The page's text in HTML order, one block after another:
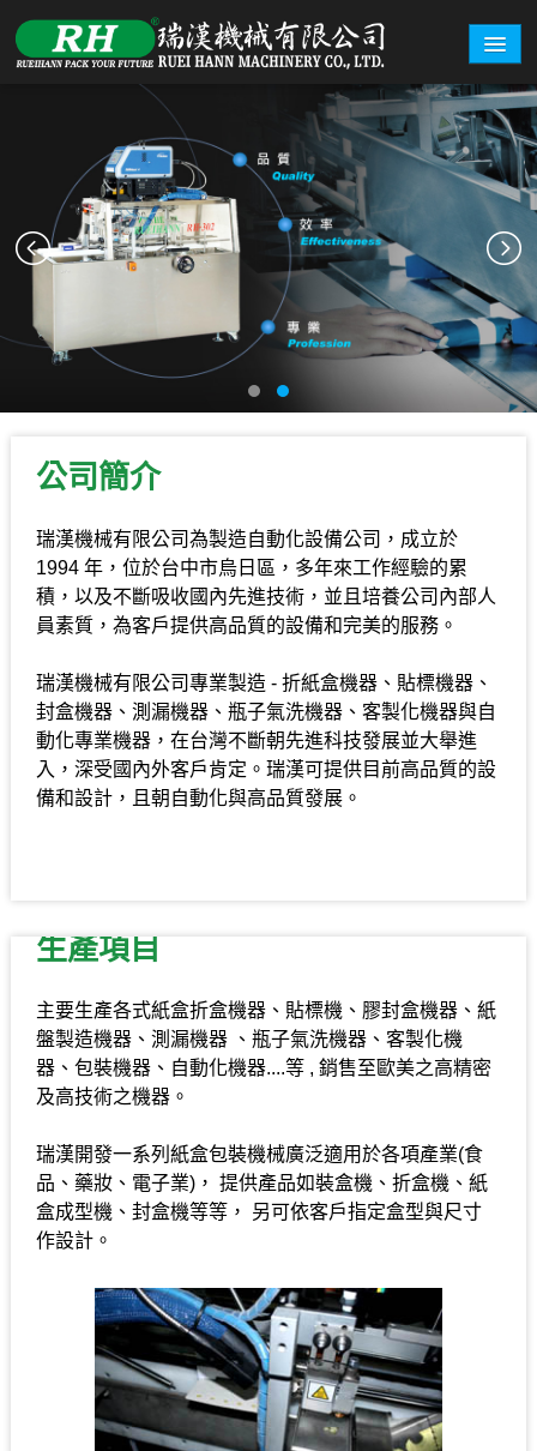
關於瑞漢
機型總覽
盒型範例
詢價系統
展覽資訊
聯絡我們
公司簡介
瑞漢機械有限公司為製造自動化設備公司，成立於
1994 年，位於台中市烏日區，多年來工作經驗的累
積，以及不斷吸收國內先進技術，並且培養公司內部人
員素質，為客戶提供高品質的設備和完美的服務。
瑞漢機械有限公司專業製造 - 折紙盒機器、貼標機器、
封盒機器、測漏機器、瓶子氣洗機器、客製化機器與自
動化專業機器，在台灣不斷朝先進科技發展並大舉進
入，深受國內外客戶肯定。瑞漢可提供目前高品質的設
備和設計，且朝自動化與高品質發展。
生產項目
主要生產各式紙盒折盒機器、貼標機、膠封盒機器、紙
盤製造機器、測漏機器 、瓶子氣洗機器、客製化機
器、包裝機器、自動化機器....等 , 銷售至歐美之高精密
及高技術之機器。
瑞漢開發一系列紙盒包裝機械廣泛適用於各項產業(食
品、藥妝、電子業)， 提供產品如裝盒機、折盒機、紙
盒成型機、封盒機等等， 另可依客戶指定盒型與尺寸
作設計。